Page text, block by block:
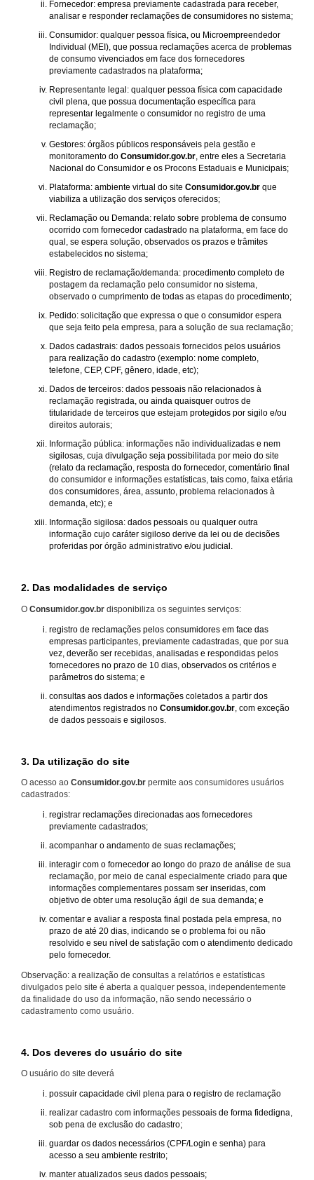
Fornecedor: empresa previamente cadastrada para receber,
analisar e responder reclamações de consumidores no sistema;
Consumidor: qualquer pessoa física, ou Microempreendedor
Individual (MEI), que possua reclamações acerca de problemas
de consumo vivenciados em face dos fornecedores
previamente cadastrados na plataforma;
Representante legal: qualquer pessoa física com capacidade
civil plena, que possua documentação específica para
representar legalmente o consumidor no registro de uma
reclamação;
Gestores: órgãos públicos responsáveis pela gestão e
monitoramento do Consumidor.gov.br, entre eles a Secretaria
Nacional do Consumidor e os Procons Estaduais e Municipais;
Plataforma: ambiente virtual do site Consumidor.gov.br que
viabiliza a utilização dos serviços oferecidos;
Reclamação ou Demanda: relato sobre problema de consumo
ocorrido com fornecedor cadastrado na plataforma, em face do
qual, se espera solução, observados os prazos e trâmites
estabelecidos no sistema;
Registro de reclamação/demanda: procedimento completo de
postagem da reclamação pelo consumidor no sistema,
observado o cumprimento de todas as etapas do procedimento;
Pedido: solicitação que expressa o que o consumidor espera
que seja feito pela empresa, para a solução de sua reclamação;
Dados cadastrais: dados pessoais fornecidos pelos usuários
para realização do cadastro (exemplo: nome completo,
telefone, CEP, CPF, gênero, idade, etc);
Dados de terceiros: dados pessoais não relacionados à
reclamação registrada, ou ainda quaisquer outros de
titularidade de terceiros que estejam protegidos por sigilo e/ou
direitos autorais;
Informação pública: informações não individualizadas e nem
sigilosas, cuja divulgação seja possibilitada por meio do site
(relato da reclamação, resposta do fornecedor, comentário final
do consumidor e informações estatísticas, tais como, faixa etária
dos consumidores, área, assunto, problema relacionados à
demanda, etc); e
Informação sigilosa: dados pessoais ou qualquer outra
informação cujo caráter sigiloso derive da lei ou de decisões
proferidas por órgão administrativo e/ou judicial.
2. Das modalidades de serviço
O Consumidor.gov.br disponibiliza os seguintes serviços:
registro de reclamações pelos consumidores em face das
empresas participantes, previamente cadastradas, que por sua
vez, deverão ser recebidas, analisadas e respondidas pelos
fornecedores no prazo de 10 dias, observados os critérios e
parâmetros do sistema; e
consultas aos dados e informações coletados a partir dos
atendimentos registrados no Consumidor.gov.br , com exceção
de dados pessoais e sigilosos.
3. Da utilização do site
O acesso ao Consumidor.gov.br permite aos consumidores usuários
cadastrados:
registrar reclamações direcionadas aos fornecedores
previamente cadastrados;
acompanhar o andamento de suas reclamações;
interagir com o fornecedor ao longo do prazo de análise de sua
reclamação, por meio de canal especialmente criado para que
informações complementares possam ser inseridas, com
objetivo de obter uma resolução ágil de sua demanda; e
comentar e avaliar a resposta final postada pela empresa, no
prazo de até 20 dias, indicando se o problema foi ou não
resolvido e seu nível de satisfação com o atendimento dedicado
pelo fornecedor.
Observação: a realização de consultas a relatórios e estatísticas
divulgados pelo site é aberta a qualquer pessoa, independentemente
da finalidade do uso da informação, não sendo necessário o
cadastramento como usuário.
4. Dos deveres do usuário do site
O usuário do site deverá
possuir capacidade civil plena para o registro de reclamação
realizar cadastro com informações pessoais de forma fidedigna,
sob pena de exclusão do cadastro;
guardar os dados necessários (CPF/Login e senha) para
acesso a seu ambiente restrito;
manter atualizados seus dados pessoais;